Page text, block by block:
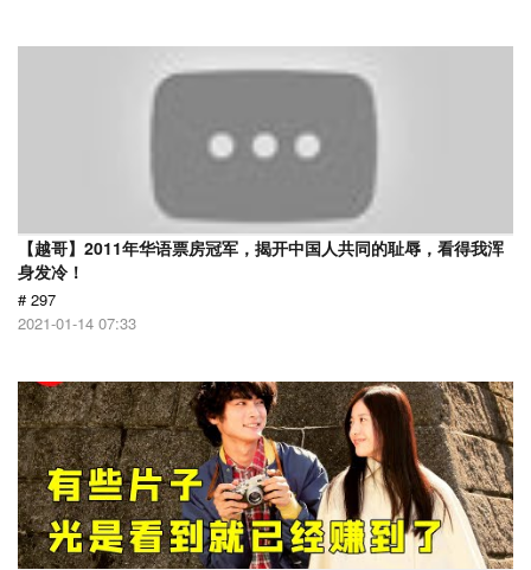
【越哥】2011年华语票房冠军，揭开中国人共同的耻辱，看得我浑
身发冷！
# 297
2021-01-14 07:33